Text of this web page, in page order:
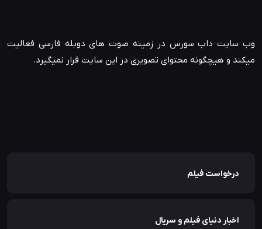
وب سایت داب سورس در زمینه صوت های دوبله فارسی فعالیت
میکند و هیچگونه محتوای تصویری در این سایت قرار نمیگیرد.
درخواست فیلم
اخبار دنیای فیلم و سریال